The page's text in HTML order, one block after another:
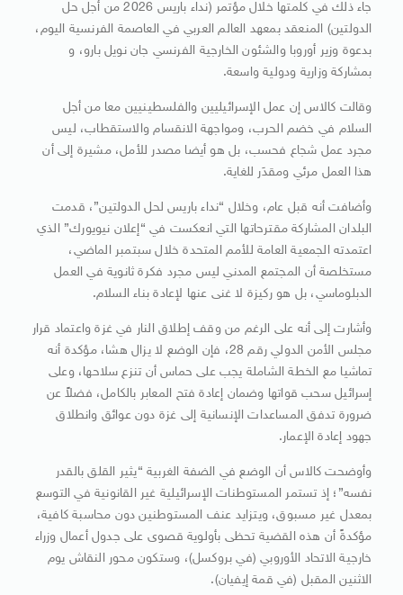
جاء ذلك في كلمتها خلال مؤتمر (نداء باريس 2026 من أجل حل
الدولتين) المنعقد بمعهد العالم العربي في العاصمة الفرنسية اليوم،
بدعوة وزير أوروبا والشئون الخارجية الفرنسي جان نويل بارو، و
بمشاركة وزارية ودولية واسعة.
وقالت كالاس إن عمل الإسرائيليين والفلسطينيين معا من أجل
السلام في خضم الحرب، ومواجهة الانقسام والاستقطاب، ليس
مجرد عمل شجاع فحسب، بل هو أيضا مصدر للأمل، مشيرة إلى أن
هذا العمل مرئي ومقدَر للغاية.
وأضافت أنه قبل عام، وخلال “نداء باريس لحل الدولتين”، قدمت
البلدان المشاركة مقترحاتها التي انعكست في “إعلان نيويورك” الذي
اعتمدته الجمعية العامة للأمم المتحدة خلال سبتمبر الماضي،
مستخلصة أن المجتمع المدني ليس مجرد فكرة ثانوية في العمل
الدبلوماسي، بل هو ركيزة لا غنى عنها لإعادة بناء السلام.
وأشارت إلى أنه على الرغم من وقف إطلاق النار في غزة واعتماد قرار
مجلس الأمن الدولي رقم 28، فإن الوضع لا يزال هشا، مؤكدة أنه
تماشيا مع الخطة الشاملة يجب على حماس أن تنزع سلاحها، وعلى
إسرائيل سحب قواتها وضمان إعادة فتح المعابر بالكامل، فضلاً عن
ضرورة تدفق المساعدات الإنسانية إلى غزة دون عوائق وانطلاق
جهود إعادة الإعمار.
وأوضحت كالاس أن الوضع في الضفة الغربية “يثير القلق بالقدر
نفسه”؛ إذ تستمر المستوطنات الإسرائيلية غير القانونية في التوسع
بمعدل غير مسبوق، ويتزايد عنف المستوطنين دون محاسبة كافية،
مؤكدةً أن هذه القضية تحظى بأولوية قصوى على جدول أعمال وزراء
خارجية الاتحاد الأوروبي (في بروكسل)، وستكون محور النقاش يوم
الاثنين المقبل (في قمة إيفيان).